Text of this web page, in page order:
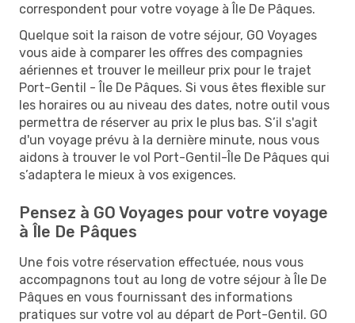
correspondent pour votre voyage à Île De Pâques.
Quelque soit la raison de votre séjour, GO Voyages
vous aide à comparer les offres des compagnies
aériennes et trouver le meilleur prix pour le trajet
Port-Gentil - Île De Pâques. Si vous êtes flexible sur
les horaires ou au niveau des dates, notre outil vous
permettra de réserver au prix le plus bas. S’il s'agit
d'un voyage prévu à la dernière minute, nous vous
aidons à trouver le vol Port-Gentil-Île De Pâques qui
s’adaptera le mieux à vos exigences.
Pensez à GO Voyages pour votre voyage
à Île De Pâques
Une fois votre réservation effectuée, nous vous
accompagnons tout au long de votre séjour à Île De
Pâques en vous fournissant des informations
pratiques sur votre vol au départ de Port-Gentil. GO